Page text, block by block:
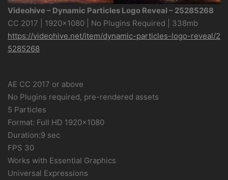
Videohive – Dynamic Particles Logo Reveal – 25285268
CC 2017 | 1920×1080 | No Plugins Required | 338mb
https://videohive.net/item/dynamic-particles-logo-reveal/2
5285268
AE CC 2017 or above
No Plugins required, pre-rendered assets
5 Particles
Format: Full HD 1920×1080
Duration:9 sec
FPS 30
Works with Essential Graphics
Universal Expressions